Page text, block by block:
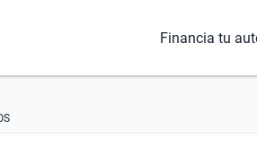
Financia tu